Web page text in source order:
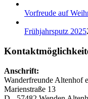
Vorfreude auf
Frühjahrsputz 2025
Anschrift:
Wanderfreunde Altenhof
Marienstraße 13